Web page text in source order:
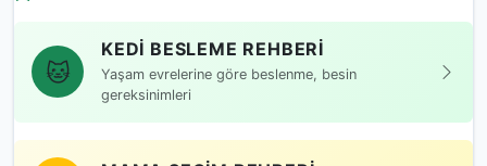
🐱
KEDI BESLEME REHBERI
Yaşam evrelerine göre beslenme, besin
gereksinimleri